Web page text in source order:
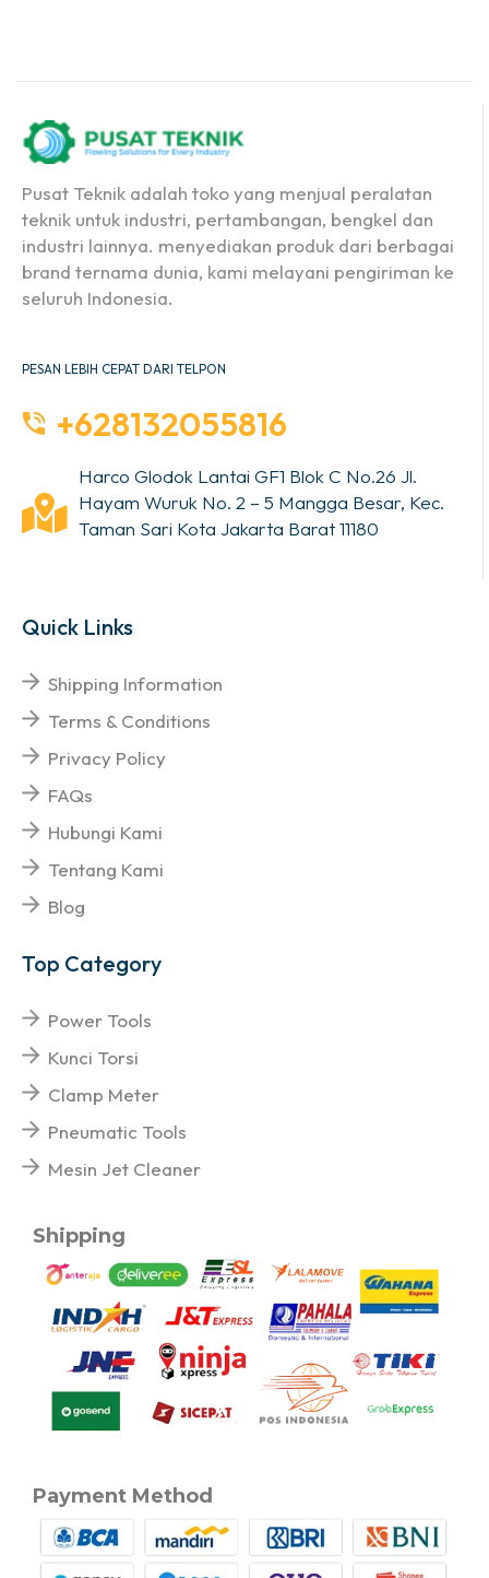
Pusat Teknik adalah toko yang menjual peralatan
teknik untuk industri, pertambangan, bengkel dan
industri lainnya. menyediakan produk dari berbagai
brand ternama dunia, kami melayani pengiriman ke
seluruh Indonesia.
PESAN LEBIH CEPAT DARI TELPON
+628132055816
Harco Glodok Lantai GF1 Blok C No.26 Jl.
Hayam Wuruk No. 2 – 5 Mangga Besar, Kec.
Taman Sari Kota Jakarta Barat 11180
Quick Links
Shipping Information
Terms & Conditions
Privacy Policy
FAQs
Hubungi Kami
Tentang Kami
Blog
Top Category
Power Tools
Kunci Torsi
Clamp Meter
Pneumatic Tools
Mesin Jet Cleaner
Shipping
Payment Method